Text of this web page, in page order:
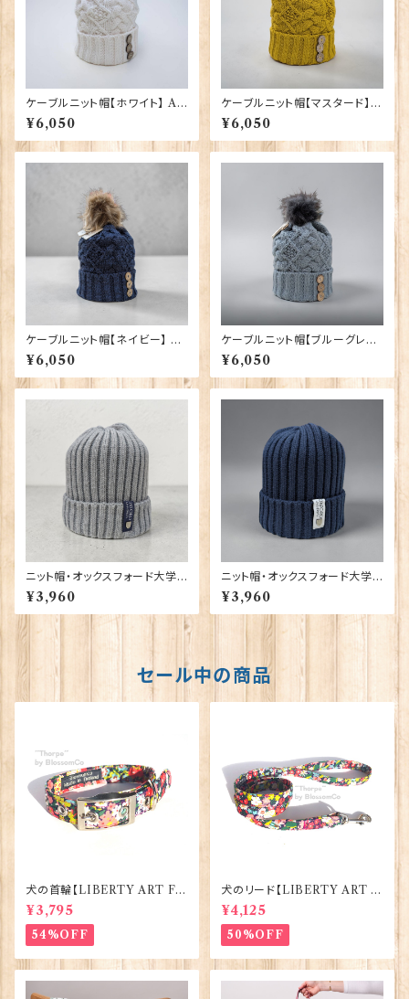
ケーブルニット帽【ホワイト】 Ar
an Traditions 00213-WH
〔HAT-469〕
¥6,050
ケーブルニット帽【マスタード】 A
ran Traditions 00213-MS
〔HAT-583〕
¥6,050
ケーブルニット帽【ネイビー】 Ar
an Traditions 00213-NV〔H
AT-805〕
¥6,050
ケーブルニット帽【ブルーグレ
ー】 Aran Traditions 00213-
BG〔HAT-453〕
¥6,050
ニット帽・オックスフォード大学
【グレー】 00217
¥3,960
ニット帽・オックスフォード大学
【ネイビー】 00216
¥3,960
セール中の商品
犬の首輪【LIBERTY ART FA
BRIC=Thorpe】BlossomCo
90295
¥3,795
54%OFF
犬のリード【LIBERTY ART F
ABRIC=Thorpe】BlossomC
o 90294
¥4,125
50%OFF